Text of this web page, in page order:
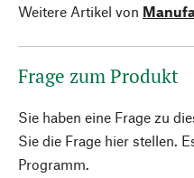
Weitere Artikel von
Frage zum Produkt
Sie haben eine Frage zu
Sie die Frage hier stellen.
Programm.